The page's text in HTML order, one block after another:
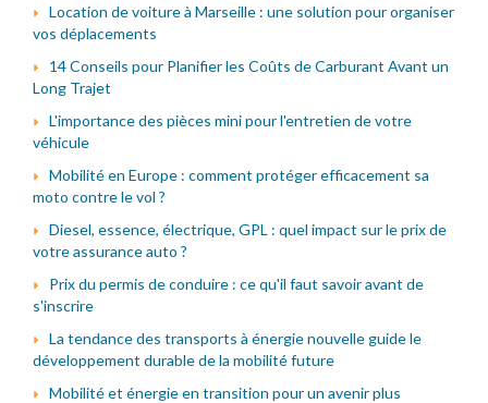
Location de voiture à Marseille : une solution pour organiser
vos déplacements
14 Conseils pour Planifier les Coûts de Carburant Avant un
Long Trajet
L'importance des pièces mini pour l'entretien de votre
véhicule
Mobilité en Europe : comment protéger efficacement sa
moto contre le vol ?
Diesel, essence, électrique, GPL : quel impact sur le prix de
votre assurance auto ?
Prix du permis de conduire : ce qu'il faut savoir avant de
s'inscrire
La tendance des transports à énergie nouvelle guide le
développement durable de la mobilité future
Mobilité et énergie en transition pour un avenir plus